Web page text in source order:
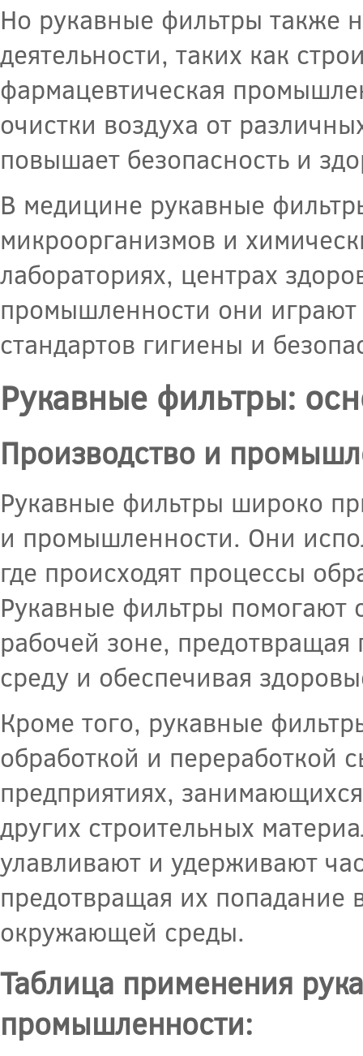
Но рукавные фильтры также
деятельности, таких как
фармацевтическая
очистки воздуха от
повышает безопасность и
В медицине рукавные
микроорганизмов и
лабораториях, центрах
промышленности они
стандартов гигиены и
Рукавные фильтры:
Производство и
Рукавные фильтры широко
и промышленности. Они
где происходят процессы
Рукавные фильтры помогают
рабочей зоне,
среду и обеспечивая
Кроме того, рукавные
обработкой и переработкой
предприятиях,
других строительных
улавливают и удерживают
предотвращая их попадание
окружающей среды.
Таблица применения
промышленности: